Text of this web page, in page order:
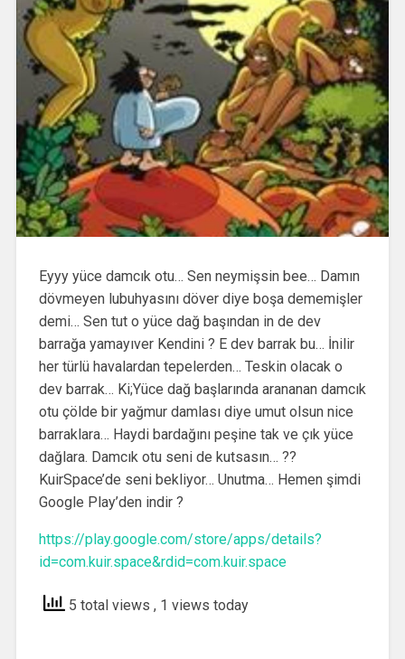
Eyyy yüce damcık otu… Sen neymişsin bee… Damın
dövmeyen lubuhyasını döver diye boşa dememişler
demi… Sen tut o yüce dağ başından in de dev
barrağa yamayıver Kendini ? E dev barrak bu… İnilir
her türlü havalardan tepelerden… Teskin olacak o
dev barrak… Ki;Yüce dağ başlarında arananan damcık
otu çölde bir yağmur damlası diye umut olsun nice
barraklara… Haydi bardağını peşine tak ve çık yüce
dağlara. Damcık otu seni de kutsasın… ??
KuirSpace’de seni bekliyor… Unutma… Hemen şimdi
Google Play’den indir ?
https://play.google.com/store/apps/details?
id=com.kuir.space&rdid=com.kuir.space
5 total views , 1 views today